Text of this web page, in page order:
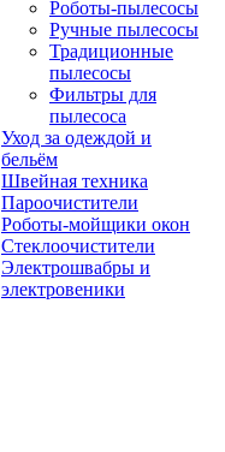
Роботы-пылесосы
Ручные пылесосы
Традиционные
пылесосы
Фильтры для
пылесоса
Уход за одеждой и
бельём
Швейная техника
Пароочистители
Роботы-мойщики окон
Стеклоочистители
Электрошвабры и
электровеники